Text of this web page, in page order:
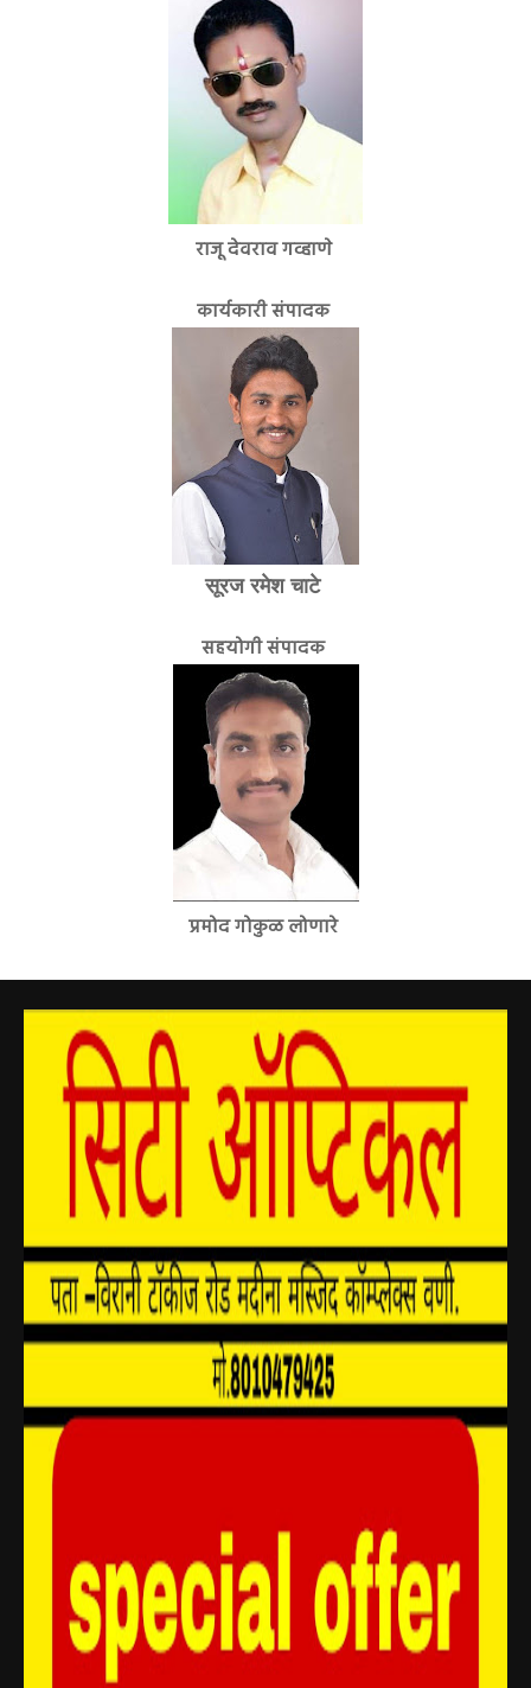
राजू देवराव गव्हाणे
कार्यकारी संपादक
सूरज रमेश चाटे
सहयोगी संपादक
प्रमोद गोकुळ लोणारे